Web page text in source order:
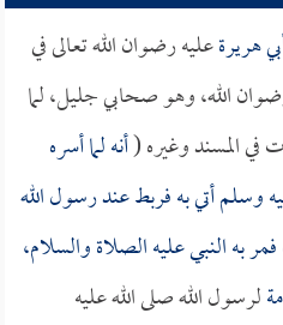
هريرةعليه رضوان الله تعالى في
الله، وهو صحابي جليل، لما
المسند وغيره (أنه لما أسره
أتي به فربط عند رسول الله
به النبي عليه الصلاة والسلام،
لرسول الله صلى الله عليه